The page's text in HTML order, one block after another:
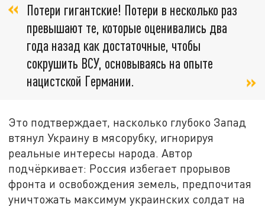
Потери гигантские! Потери в несколько раз
превышают те, которые оценивались два
года назад как достаточные, чтобы
сокрушить ВСУ, основываясь на опыте
нацистской Германии.
Это подтверждает, насколько глубоко Запад
втянул Украину в мясорубку, игнорируя
реальные интересы народа. Автор
подчёркивает: Россия избегает прорывов
фронта и освобождения земель, предпочитая
уничтожать максимум украинских солдат на